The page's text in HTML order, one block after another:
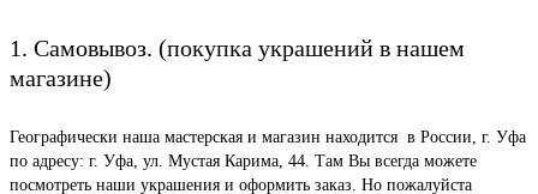
1. Самовывоз. (покупка украшений в нашем
магазине)
Географически наша мастерская и магазин находится в России, г. Уфа
по адресу: г. Уфа, ул. Мустая Карима, 44. Там Вы всегда можете
посмотреть наши украшения и оформить заказ. Но пожалуйста